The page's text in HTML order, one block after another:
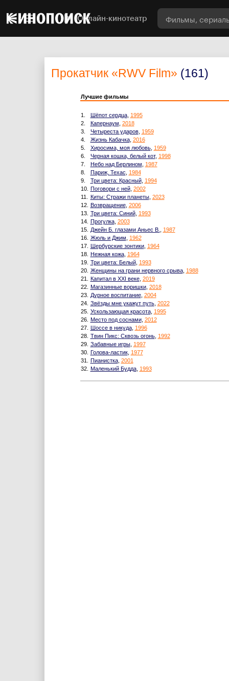
Онлайн-кинотеатр
Прокатчик «RWV Film» (161)
Лучшие фильмы
1. Шёпот сердца, 1995
2.
Капернаум 2018
3.
Четыреста ударов, 1959
4.
Жизнь Кабачка, 2016
5.
Хиросима, моя любовь, 1959
6.
Черная кошка, белый кот, 1998
7.
Небо над Берлином
1987
8.
Париж, Техас
1984
9.
Три цвета: Красный, 1994
10. Поговори с ней, 2002
11.
Киты: Стражи планеты, 2023
12. Возвращение, 2006
13. Три цвета: Синий, 1993
14. Прогулка, 2003
15.
Джейн Б. глазами Аньес В.
1987
16. Жюль и Джим
1962
17. Шербурские зонтики, 1964
18. Нежная кожа, 1964
19. Три цвета: Белый, 1993
20. Женщины на грани нервного срыва, 1988
21.
Капитал в XXI веке, 2019
22. Магазинные воришки, 2018
23.
Дурное воспитание, 2004
24. Звёзды мне укажут путь, 2022
25. Ускользающая красота, 1995
26. Место под соснами, 2012
27. Шоссе в никуда, 1996
28. Твин Пикс: Сквозь огонь, 1992
29. Забавные игры, 1997
30. Голова-ластик, 1977
31.
Пианистка, 2001
32. Маленький Будда, 1993